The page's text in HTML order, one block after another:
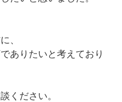
、
ありたいと考えており
ください。